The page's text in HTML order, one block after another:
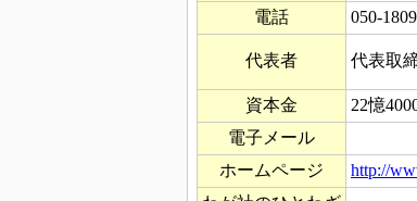
電話
050-
代表者 代表取
資本金
22憶
電子メール
ホームページ
http://